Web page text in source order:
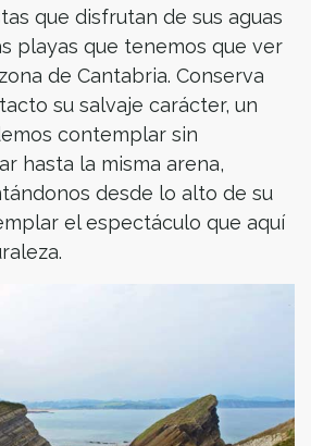
que disfrutan de sus aguas
playas que tenemos que ver
de Cantabria. Conserva
su salvaje carácter, un
contemplar sin
hasta la misma arena,
desde lo alto de su
el espectáculo que aquí